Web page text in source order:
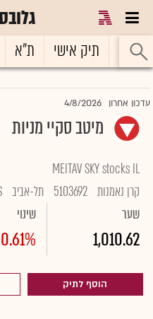
ראשי תיק אישי ת"א
עדכון אחרון 4/8/2026
מיטב סקיי מניות
MEITAV SKY stocks IL
קרן נאמנות 5103692 תל-אביב
שער
1,010.62
שינוי
הוסף לתיק